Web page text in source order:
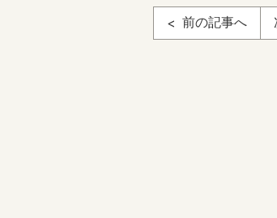
前の記事へ